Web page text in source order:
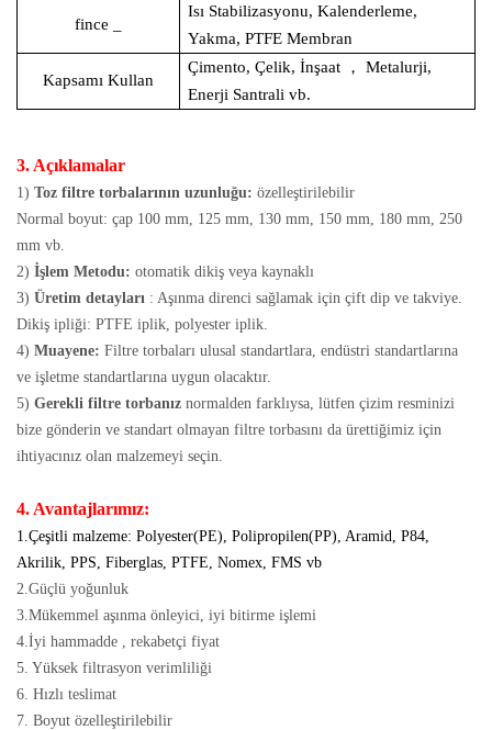
fince
Isı Stabilizasyonu, Kalenderleme,
Yakma, PTFE Membran
Kapsamı Kullan
Çimento, Çelik, İnşaat ，Metalurji,
Enerji Santrali vb.
3. Açıklamalar
1) Toz filtre torbalarının uzunluğu: özelleştirilebilir
Normal boyut: çap 100 mm, 125 mm, 130 mm, 150 mm, 180 mm, 250
mm vb.
2) İşlem Metodu: otomatik dikiş veya kaynaklı
3) Üretim detayları : Aşınma direnci sağlamak için çift dip ve takviye.
Dikiş ipliği: PTFE iplik, polyester iplik.
4) Muayene: Filtre torbaları ulusal standartlara, endüstri standartlarına
ve işletme standartlarına uygun olacaktır.
5) Gerekli filtre torbanız normalden farklıysa, lütfen çizim resminizi
bize gönderin ve standart olmayan filtre torbasını da ürettiğimiz için
ihtiyacınız olan malzemeyi seçin.
4. Avantajlarımız:
1.Çeşitli malzeme: Polyester(PE), Polipropilen(PP), Aramid, P84,
Akrilik, PPS, Fiberglas, PTFE, Nomex, FMS vb
2.Güçlü yoğunluk
3.Mükemmel aşınma önleyici, iyi bitirme işlemi
4.İyi hammadde , rekabetçi fiyat
5. Yüksek filtrasyon verimliliği
6. Hızlı teslimat
7. Boyut özelleştirilebilir